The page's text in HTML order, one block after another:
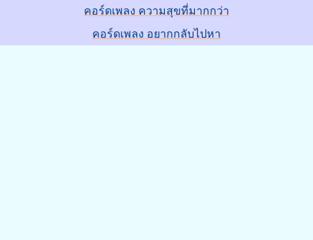
คอร์ดเพลง ความสุขที่มากกว่า
คอร์ดเพลง อยากกลับไปหา